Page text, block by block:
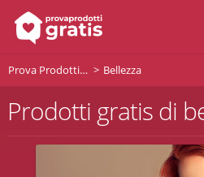
Prova Prodotti Gratis Bellezza
Prodotti gratis di